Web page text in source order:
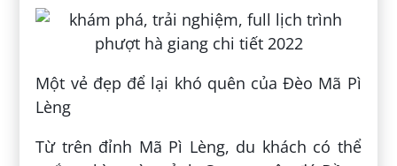
Một vẻ đẹp để lại khó quên của Đèo Mã Pì
Lèng
Từ trên đỉnh Mã Pì Lèng, du khách có thể